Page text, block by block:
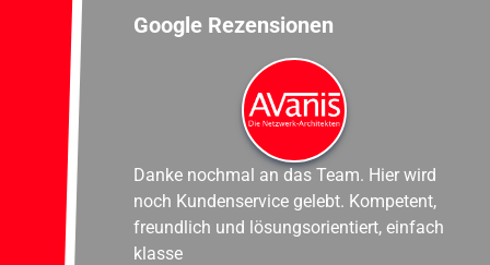
Google Rezensionen
Danke nochmal an das Team. Hier wird
noch Kundenservice gelebt. Kompetent,
freundlich und lösungsorientiert, einfach
klasse